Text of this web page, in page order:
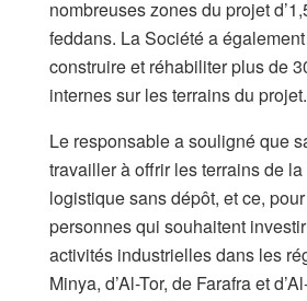
nombreuses zones du projet
feddans. La Société a
construire et réhabiliter plus de
internes sur les terrains du projet.
Le responsable a souligné que
travailler à offrir les terrains de
logistique sans dépôt, et ce,
personnes qui souhaitent
activités industrielles dans les
Minya, d’Al-Tor, de Farafra et